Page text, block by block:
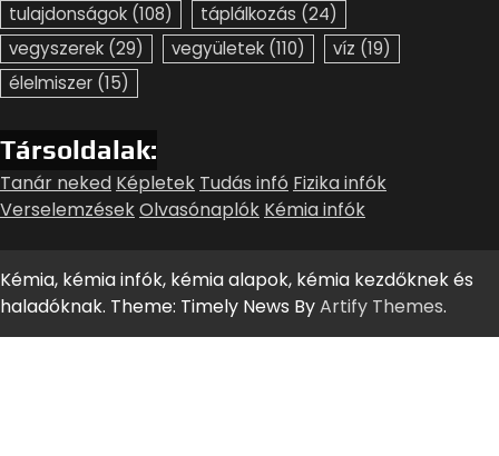
tulajdonságok (108) táplálkozás (24)
vegyszerek (29) vegyületek (110) víz (19)
élelmiszer (15)
Társoldalak:
Tanár neked Képletek Tudás infó Fizika infók
VerselemzésekOlvasónaplók Kémia infók
Kémia, kémia infók, kémia alapok, kémia kezdőknek és
haladóknak. Theme: Timely News ByArtify Themes.